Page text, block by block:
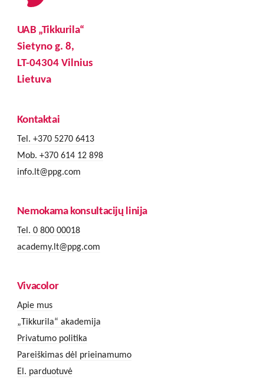
UAB „Tikkurila“
Sietyno g. 8,
LT-04304 Vilnius
Lietuva
Kontaktai
Tel. +370 5270 6413
Mob. +370 614 12 898
info.lt@ppg.com
Nemokama konsultacijų linija
Tel. 0 800 00018
academy.lt@ppg.com
Vivacolor
Apie mus
„Tikkurila“ akademija
Privatumo politika
Pareiškimas dėl prieinamumo
El. parduotuvė